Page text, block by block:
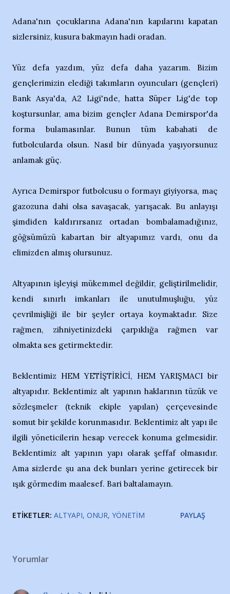
Adana'nın çocuklarına Adana'nın kapılarını kapatan
sizlersiniz, kusura bakmayın hadi oradan.
Yüz defa yazdım, yüz defa daha yazarım. Bizim
gençlerimizin elediği takımların oyuncuları (gençleri)
Bank Asya'da, A2 Ligi'nde, hatta Süper Lig'de top
koştursunlar, ama bizim gençler Adana Demirspor'da
forma bulamasınlar. Bunun tüm kabahati de
futbolcularda olsun. Nasıl bir dünyada yaşıyorsunuz
anlamak güç.
Ayrıca Demirspor futbolcusu o formayı giyiyorsa, maç
gazozuna dahi olsa savaşacak, yarışacak. Bu anlayışı
şimdiden kaldırırsanız ortadan bombalamadığınız,
göğsümüzü kabartan bir altyapımız vardı, onu da
elimizden almış olursunuz.
Altyapının işleyişi mükemmel değildir, geliştirilmelidir,
kendi sınırlı imkanları ile unutulmuşluğu, yüz
çevrilmişliği ile bir şeyler ortaya koymaktadır. Size
rağmen, zihniyetinizdeki çarpıklığa rağmen var
olmakta ses getirmektedir.
Beklentimiz HEM YETİŞTİRİCİ, HEM YARIŞMACI bir
altyapıdır. Beklentimiz alt yapının haklarının tüzük ve
sözleşmeler (teknik ekiple yapılan) çerçevesinde
somut bir şekilde korunmasıdır. Beklentimiz alt yapı ile
ilgili yöneticilerin hesap verecek konuma gelmesidir.
Beklentimiz alt yapının yapı olarak şeffaf olmasıdır.
Ama sizlerde şu ana dek bunları yerine getirecek bir
ışık görmedim maalesef. Bari baltalamayın.
ETIKETLER: ALTYAPI ONUR YÖNETIM PAYLAŞ
Yorumlar